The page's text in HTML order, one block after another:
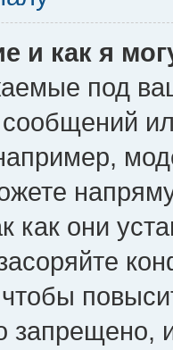
и как я
под
как они
чтобы
запрещено,